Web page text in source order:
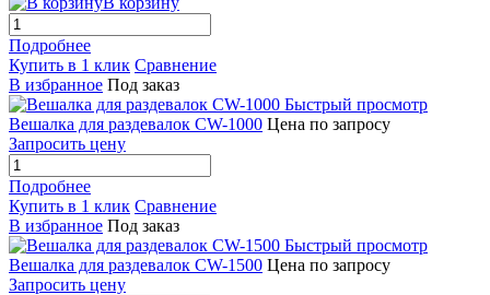
Подробнее
Купить в 1 клик Сравнение
В избранное Под заказ
Быстрый просмотр
Вешалка для раздевалок CW-1000 Цена по запросу
Запросить цену
Подробнее
Купить в 1 клик Сравнение
В избранное Под заказ
Быстрый просмотр
Вешалка для раздевалок CW-1500 Цена по запросу
Запросить цену